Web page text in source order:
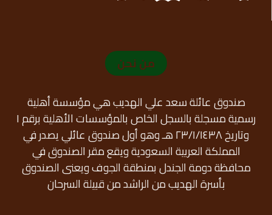
من نحن
صندوق عائلة سعد علي الهديب هي مؤسسة أهلية
رسمية مسجلة بالسجل الخاص بالمؤسسات الأهلية برقم ١
وتاريخ ٢٣/١/١٤٣٨ هـ وهو أول صندوق عائلي يصدر في
المملكة العربية السعودية ويقع مقر الصندوق في
محافظة دومة الجندل بمنطقة الجوف ويعنى الصندوق
بأسرة الهديب من الراشد من قبيلة السرحان